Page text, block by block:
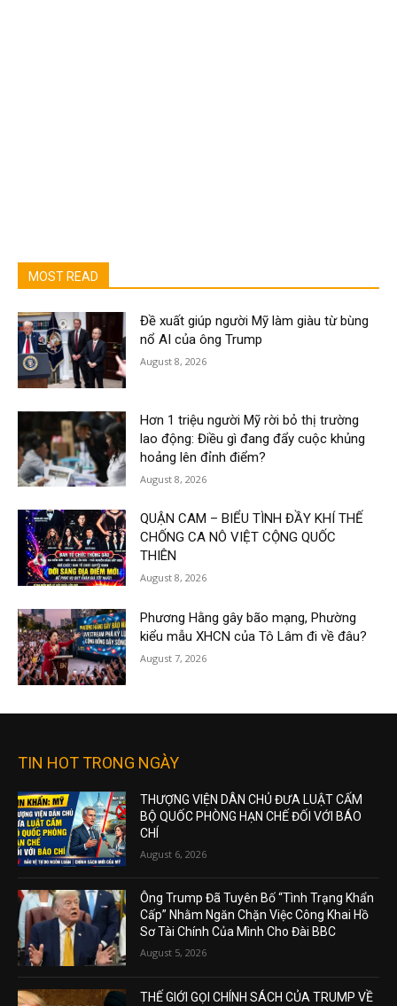
MOST READ
Đề xuất giúp người Mỹ làm giàu từ bùng
nổ AI của ông Trump
August 8, 2026
Hơn 1 triệu người Mỹ rời bỏ thị trường
lao động: Điều gì đang đẩy cuộc khủng
hoảng lên đỉnh điểm?
August 8, 2026
QUẬN CAM – BIỂU TÌNH ĐẦY KHÍ THẾ
CHỐNG CA NÔ VIỆT CỘNG QUỐC
THIÊN
August 8, 2026
Phương Hằng gây bão mạng, Phường
kiểu mẫu XHCN của Tô Lâm đi về đâu?
August 7, 2026
TIN HOT TRONG NGÀY
THƯỢNG VIỆN DÂN CHỦ ĐƯA LUẬT CẤM
BỘ QUỐC PHÒNG HẠN CHẾ ĐỐI VỚI BÁO
CHÍ
August 6, 2026
Ông Trump Đã Tuyên Bố “Tình Trạng Khẩn
Cấp” Nhằm Ngăn Chặn Việc Công Khai Hồ
Sơ Tài Chính Của Mình Cho Đài BBC
August 5, 2026
THẾ GIỚI GỌI CHÍNH SÁCH CỦA TRUMP VỀ